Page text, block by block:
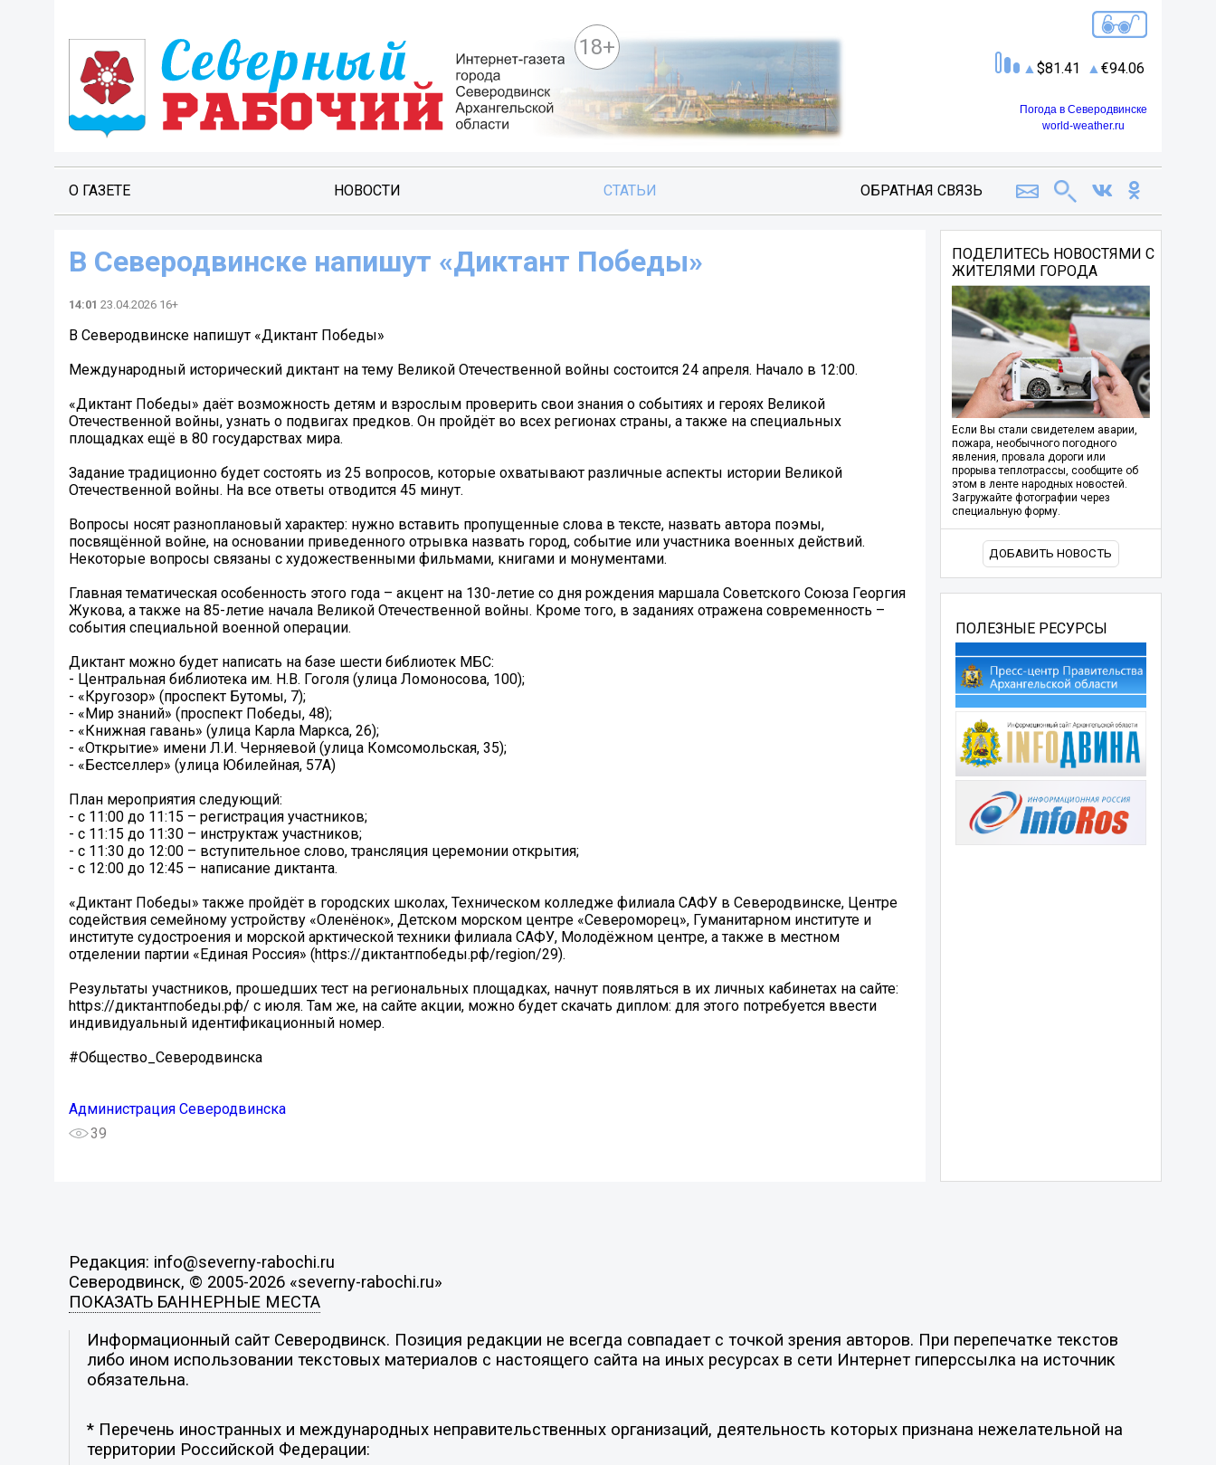
18+
81.41 94.06
Погода в Северодвинске
world-weather.ru
О ГАЗЕТЕ НОВОСТИ СТАТЬИ ОБРАТНАЯ СВЯЗЬ
В Северодвинске напишут «Диктант Победы»
14:01 23.04.2026 16+
В Северодвинске напишут «Диктант Победы»
Международный исторический диктант на тему Великой Отечественной войны состоится 24 апреля. Начало в 12:00.
«Диктант Победы» даёт возможность детям и взрослым проверить свои знания о событиях и героях Великой
Отечественной войны, узнать о подвигах предков. Он пройдёт во всех регионах страны, а также на специальных
площадках ещё в 80 государствах мира.
Задание традиционно будет состоять из 25 вопросов, которые охватывают различные аспекты истории Великой
Отечественной войны. На все ответы отводится 45 минут.
Вопросы носят разноплановый характер: нужно вставить пропущенные слова в тексте, назвать автора поэмы,
посвящённой войне, на основании приведенного отрывка назвать город, событие или участника военных действий.
Некоторые вопросы связаны с художественными фильмами, книгами и монументами.
Главная тематическая особенность этого года – акцент на 130-летие со дня рождения маршала Советского Союза Георгия
Жукова, а также на 85-летие начала Великой Отечественной войны. Кроме того, в заданиях отражена современность –
события специальной военной операции.
Диктант можно будет написать на базе шести библиотек МБС:
- Центральная библиотека им. Н.В. Гоголя (улица Ломоносова, 100);
- «Кругозор» (проспект Бутомы, 7);
- «Мир знаний» (проспект Победы, 48);
- «Книжная гавань» (улица Карла Маркса, 26);
- «Открытие» имени Л.И. Черняевой (улица Комсомольская, 35);
- «Бестселлер» (улица Юбилейная, 57А)
План мероприятия следующий:
- с 11:00 до 11:15 – регистрация участников;
- с 11:15 до 11:30 – инструктаж участников;
- с 11:30 до 12:00 – вступительное слово, трансляция церемонии открытия;
- с 12:00 до 12:45 – написание диктанта.
«Диктант Победы» также пройдёт в городских школах, Техническом колледже филиала САФУ в Северодвинске, Центре
содействия семейному устройству «Оленёнок», Детском морском центре «Североморец», Гуманитарном институте и
институте судостроения и морской арктической техники филиала САФУ, Молодёжном центре, а также в местном
отделении партии «Единая Россия» (https://диктантпобеды.рф/region/29).
Результаты участников, прошедших тест на региональных площадках, начнут появляться в их личных кабинетах на сайте:
https://диктантпобеды.рф/ с июля. Там же, на сайте акции, можно будет скачать диплом: для этого потребуется ввести
индивидуальный идентификационный номер.
#Общество_Северодвинска
Администрация Северодвинска
39
ПОДЕЛИТЕСЬ НОВОСТЯМИ С
ЖИТЕЛЯМИ ГОРОДА
Если Вы стали свидетелем аварии,
пожара, необычного погодного
явления, провала дороги или
прорыва теплотрассы, сообщите об
этом в ленте народных новостей.
Загружайте фотографии через
специальную форму.
ДОБАВИТЬ НОВОСТЬ
ПОЛЕЗНЫЕ РЕСУРСЫ
Редакция: info@severny-rabochi.ru
Северодвинск, © 2005-2026 «severny-rabochi.ru»
ПОКАЗАТЬ БАННЕРНЫЕ МЕСТА
Информационный сайт Северодвинск. Позиция редакции не всегда совпадает с точкой зрения авторов. При перепечатке текстов
либо ином использовании текстовых материалов с настоящего сайта на иных ресурсах в сети Интернет гиперссылка на источник
обязательна.
* Перечень иностранных и международных неправительственных организаций, деятельность которых признана нежелательной на
территории Российской Федерации: